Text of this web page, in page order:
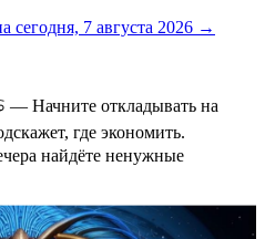
сегодня, 7 августа 2026 →
— Начните откладывать на
где экономить.
найдёте ненужные